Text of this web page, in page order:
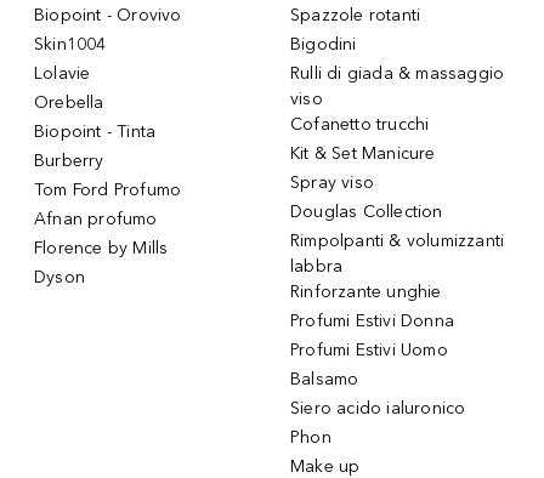
Biopoint - Orovivo
Skin1004
Lolavie
Orebella
Biopoint - Tinta
Burberry
Tom Ford Profumo
Afnan profumo
Florence by Mills
Dyson
Spazzole rotanti
Bigodini
Rulli di giada & massaggio
viso
Cofanetto trucchi
Kit & Set Manicure
Spray viso
Douglas Collection
Rimpolpanti & volumizzanti
labbra
Rinforzante unghie
Profumi Estivi Donna
Profumi Estivi Uomo
Balsamo
Siero acido ialuronico
Phon
Make up